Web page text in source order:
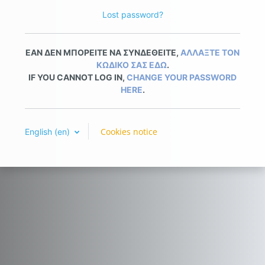
Lost password?
ΕΑΝ ΔΕΝ ΜΠΟΡΕΙΤΕ ΝΑ ΣΥΝΔΕΘΕΙΤΕ, ΑΛΛΑΞΤΕ ΤΟΝ
ΚΩΔΙΚΟ ΣΑΣ ΕΔΩ.
IF YOU CANNOT LOG IN, CHANGE YOUR PASSWORD
HERE.
English ‎(en)‎ Cookies notice